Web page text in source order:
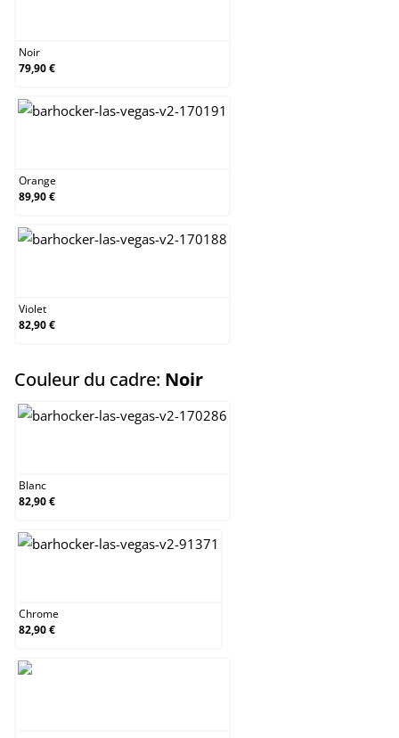
Noir
79,90 €
Orange
89,90 €
Violet
82,90 €
Couleur du cadre: Noirselect
Blanc
82,90 €
Chrome
82,90 €